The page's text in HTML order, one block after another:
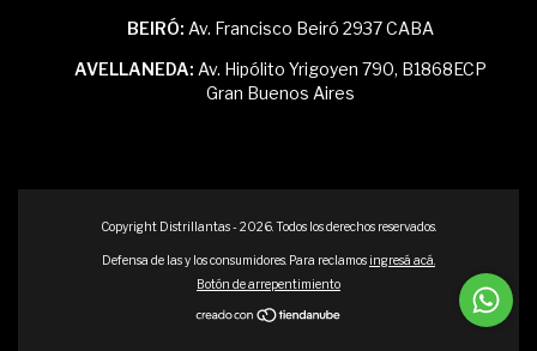
BEIRÓ: Av. Francisco Beiró 2937 CABA
AVELLANEDA: Av. Hipólito Yrigoyen 790, B1868ECP
Gran Buenos Aires
Copyright Distrillantas - 2026. Todos los derechos reservados.
Defensa de las y los consumidores. Para reclamos ingresá acá.
Botón de arrepentimiento